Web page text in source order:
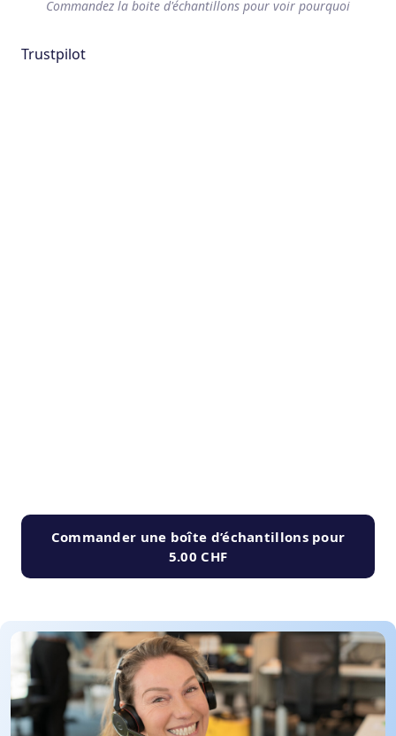
Commandez la boite d'échantillons pour voir pourquoi
Trustpilot
Commander une boîte d’échantillons pour
5.00 CHF